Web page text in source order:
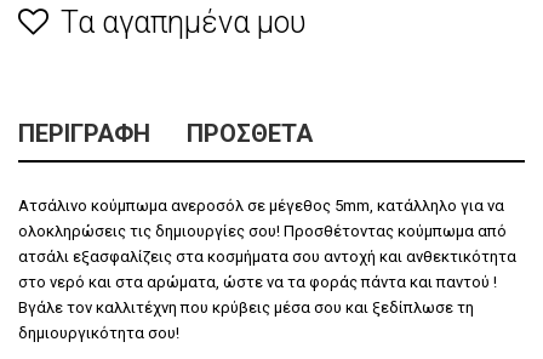
Τα αγαπημένα μου
ΠΕΡΙΓΡΑΦΉ ΠΡΌΣΘΕΤΑ
Ατσάλινο κούμπωμα ανεροσόλ σε μέγεθος 5mm, κατάλληλο για να
ολοκληρώσεις τις δημιουργίες σου! Προσθέτοντας κούμπωμα από
ατσάλι εξασφαλίζεις στα κοσμήματα σου αντοχή και ανθεκτικότητα
στο νερό και στα αρώματα, ώστε να τα φοράς πάντα και παντού !
Βγάλε τον καλλιτέχνη που κρύβεις μέσα σου και ξεδίπλωσε τη
δημιουργικότητα σου!